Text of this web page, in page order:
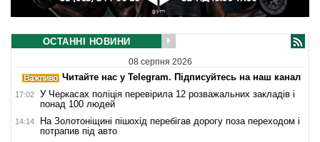
ОСТАННІ НОВИНИ
08 серпня 2026
Читайте нас у Telegram. Підписуйтесь на наш канал
17:02
У Черкасах поліція перевірила 12 розважальних закладів і
понад 100 людей
14:14
На Золотоніщині пішохід перебігав дорогу поза переходом і
потрапив під авто